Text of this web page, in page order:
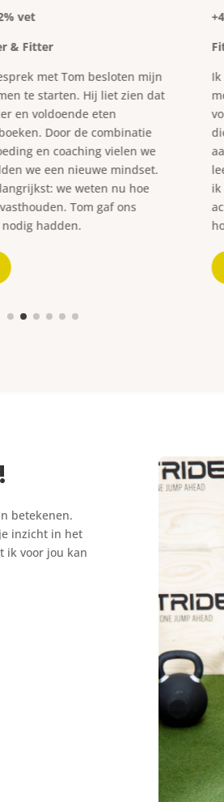
vet
& Fitter
met Tom besloten mijn
te starten. Hij liet zien dat
en voldoende eten
Door de combinatie
en coaching vielen we
we een nieuwe mindset.
we weten nu hoe
Tom gaf ons
hadden.
ik
betekenen.
inzicht in het
ik voor jou kan